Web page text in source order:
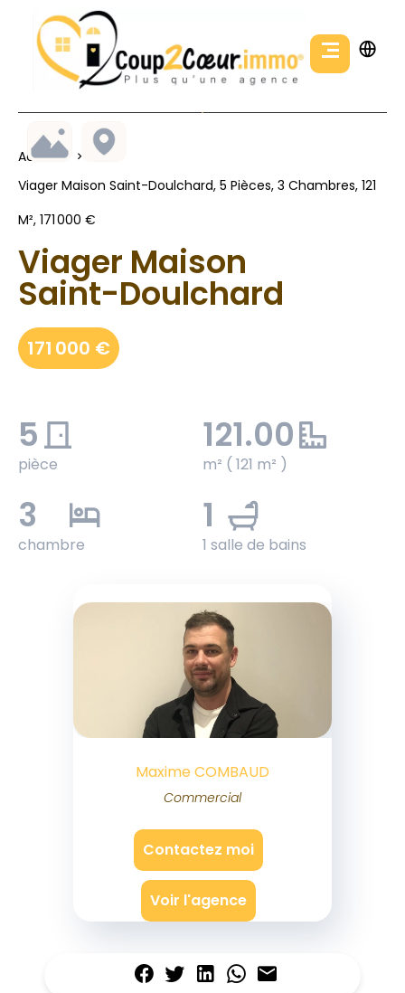
Accueil
Viager Maison Saint-Doulchard, 5 Pièces, 3 Chambres, 121
M², 171 000 €
Viager Maison
Saint-Doulchard
171 000 €
5
pièce
121.00
m² ( 121 m² )
3
chambre
1
1 salle de bains
Maxime COMBAUD
Commercial
Contactez moi
Voir l'agence